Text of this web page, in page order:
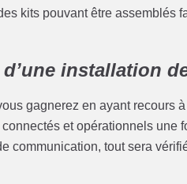
kits pouvant être assemblés
installation
gagnerez en ayant recours
et opérationnels
communication, tout sera